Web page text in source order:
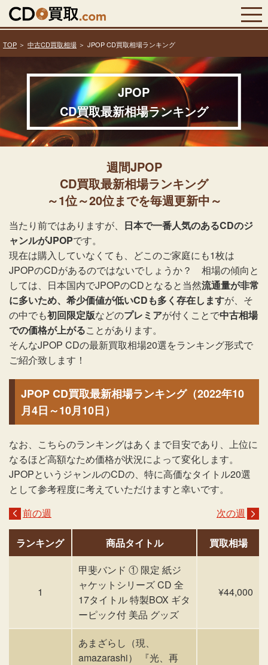
TOP 中古CD買取相場 JPOP CD買取相場ランキング
JPOP
CD買取最新相場ランキング
週間JPOP
CD買取最新相場ランキング
～1位～20位までを毎週更新中～
当たり前ではありますが、 日本で一番人気のあるCDのジ
ャンルがJPOPです。
現在は購入していなくても、どこのご家庭にも1枚は
JPOPのCDがあるのではないでしょうか？ 相場の傾向と
しては、日本国内でJPOPのCDとなると当然流通量が非常
に多いため、希少価値が低いCDも多く存在しますが、そ
の中でも初回限定版などのプレミアが付くことで中古相場
での価格が上がることがあります。
そんなJPOP CDの最新買取相場20選をランキング形式で
ご紹介致します！
JPOP CD買取最新相場ランキング（2022年10
月4日～10月10日）
なお、こちらのランキングはあくまで目安であり、上位に
なるほど高額なため価格が状況によって変化します。
JPOPというジャンルのCDの、特に高価なタイトル20選
として参考程度に考えていただけますと幸いです。
前の週
次の週
ランキング 商品タイトル 買取相場
1
甲斐バンド ① 限定 紙ジ
ャケットシリーズ CD 全
17タイトル 特製BOX ギタ
ーピック付 美品 グッズ
¥44,000
あまざらし（現、
amazarashi） 『光、再